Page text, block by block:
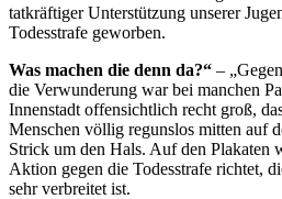
tatkräftiger Unterstützung unserer
Todesstrafe geworben.
Was machen die denn da?“ –
die Verwunderung war bei manchen
Innenstadt offensichtlich recht groß,
Menschen völlig regunslos mitten auf
Strick um den Hals. Auf den Plakaten
Aktion gegen die Todesstrafe richtet,
sehr verbreitet ist.